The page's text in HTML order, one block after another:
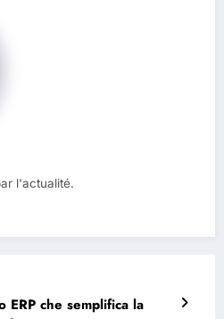
l'actualité.
ERP che semplifica la